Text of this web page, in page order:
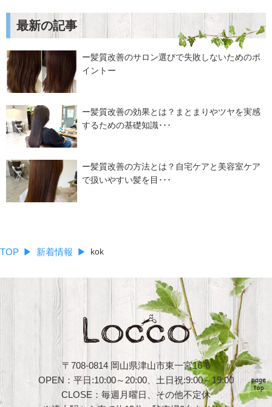
最新の記事
ー髪質改善のサロン選びで失敗しないためのポ
イントー
ー髪質改善の効果とは？まとまりやツヤを実感
するための基礎知識･･･
ー髪質改善の方法とは？自宅ケアと美容室ケア
で扱いやすい髪を目･･･
TOP 新着情報 kok
〒708-0814 岡山県津山市東一宮16-6
OPEN：平日:10:00～20:00、土日祝:9:00～19:00
CLOSE：毎週月曜日、その他不定休